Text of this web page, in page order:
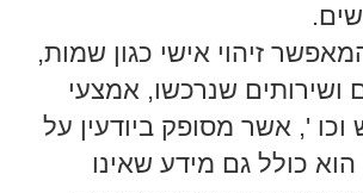
זיהוי אישי כגון שמות,
ושירותים שנרכשו, אמצעי
', אשר מסופק ביודעין על
כולל גם מידע שאינו